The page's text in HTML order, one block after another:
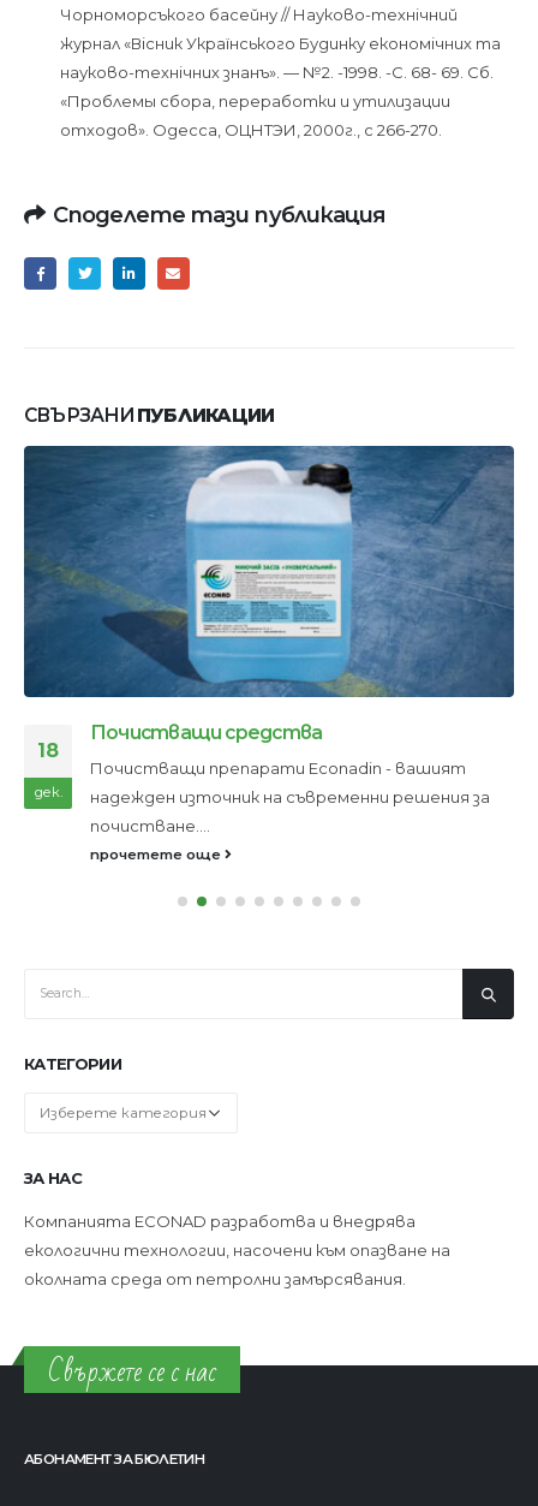
Чорноморсъкого басейну // Науково-технічний
журнал «Вісник Українського Будинку економічних та
науково-технічних знанъ». — №2. -1998. -С. 68- 69. Сб.
«Проблемы сбора, переработки и утилизации
отходов». Одесса, ОЦНТЭИ, 2000г., с 266-270.
Споделете тази публикация
СВЪРЗАНИ ПУБЛИКАЦИИ
18
дек.
Почистващи средства
Почистващи препарати Econadin - вашият
надежден източник на съвременни решения за
почистване....
прочетете още
КАТЕГОРИИ
Категории
ЗА НАС
Компанията ECONAD разработва и внедрява
екологични технологии, насочени към опазване на
околната среда от петролни замърсявания.
Свържете се с нас
АБОНАМЕНТ ЗА БЮЛЕТИН